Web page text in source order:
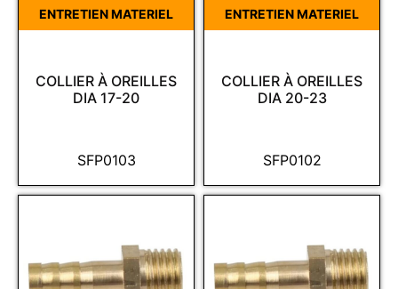
SFP0103
COLLIER À OREILLES
DIA 17-20
ENTRETIEN MATERIEL
SFP0102
COLLIER À OREILLES
DIA 20-23
ENTRETIEN MATERIEL